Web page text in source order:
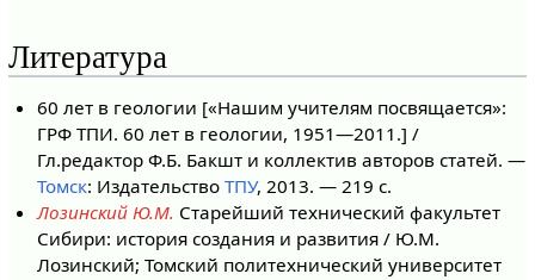
Литература
60 лет в геологии [«Нашим учителям посвящается»:
ГРФ ТПИ. 60 лет в геологии, 1951—2011.] /
Гл.редактор Ф.Б. Бакшт и коллектив авторов статей. —
Томск: ИздательствоТПУ, 2013. — 219 с.
Лозинский Ю.М. Старейший технический факультет
Сибири: история создания и развития / Ю.М.
Лозинский; Томский политехнический университет